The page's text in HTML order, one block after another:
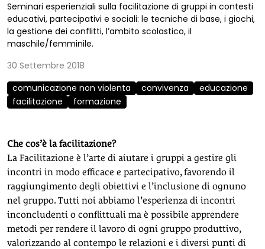
Seminari esperienziali sulla facilitazione di gruppi in contesti
educativi, partecipativi e sociali: le tecniche di base, i giochi,
la gestione dei conflitti, l’ambito scolastico, il
maschile/femminile.
30 Settembre 2018
comunicazione non violenta
convivenza
educazione
facilitazione
formazione
Che cos’è la facilitazione?
La Facilitazione è l’arte di aiutare i gruppi a gestire gli
incontri in modo efficace e partecipativo, favorendo il
raggiungimento degli obiettivi e l’inclusione di ognuno
nel gruppo. Tutti noi abbiamo l’esperienza di incontri
inconcludenti o conflittuali ma è possibile apprendere
metodi per rendere il lavoro di ogni gruppo produttivo,
valorizzando al contempo le relazioni e i diversi punti di